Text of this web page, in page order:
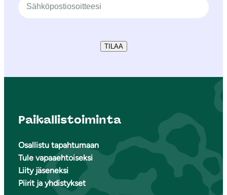
TILAA
Paikallistoiminta
Osallistu tapahtumaan
Tule vapaaehtoiseksi
Liity jäseneksi
Piirit ja yhdistykset